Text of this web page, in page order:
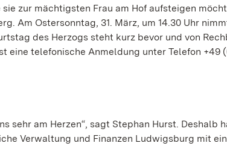
zur mächtigsten Frau am Hof aufsteigen
Am Ostersonntag, 31. März, um 14.30 Uhr
des Herzogs steht kurz bevor und von
eine telefonische Anmeldung unter Telefon +49
sehr am Herzen“, sagt Stephan Hurst. Deshalb
Verwaltung und Finanzen Ludwigsburg mit